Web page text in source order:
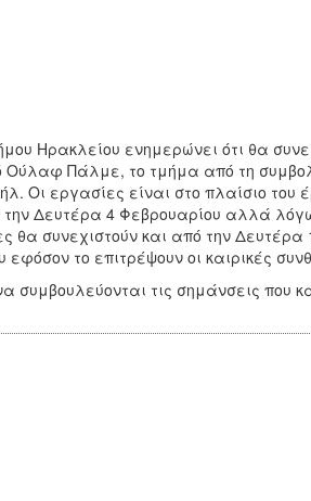
Ηρακλείου ενημερώνει ότι θα
Πάλμε, το τμήμα από τη
Οι εργασίες είναι στο πλαίσιο
την Δευτέρα 4 Φεβρουαρίου αλλά
θα συνεχιστούν και από την Δευτέρα
το επιτρέψουν οι καιρικές
συμβουλεύονται τις σημάνσεις που